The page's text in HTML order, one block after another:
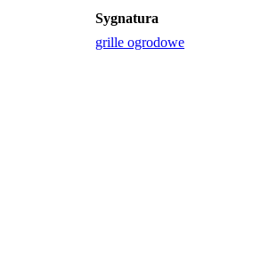
Sygnatura
grille ogrodowe